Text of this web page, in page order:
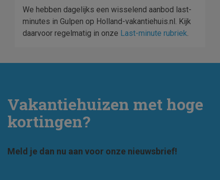
We hebben dagelijks een wisselend aanbod last-
minutes in Gulpen op Holland-vakantiehuis.nl. Kijk
daarvoor regelmatig in onze Last-minute rubriek.
Vakantiehuizen met hoge
kortingen?
Meld je dan nu aan voor onze nieuwsbrief!